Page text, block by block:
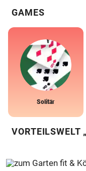
GAMES
Solitär
VORTEILSWELT